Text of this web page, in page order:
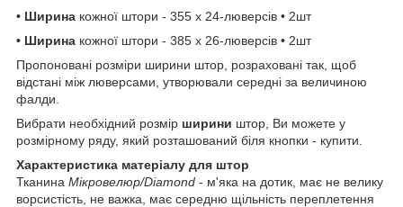
• Ширина кожної штори - 355 х 24-люверсів • 2шт
• Ширина кожної штори - 385 х 26-люверсів • 2шт
Пропоновані розміри ширини штор, розраховані так, щоб
відстані між люверсами, утворювали середні за величиною
фалди.
Вибрати необхідний розмір ширини штор, Ви можете у
розмірному ряду, який розташований біля кнопки - купити.
Характеристика матеріалу для штор
Тканина Мікровелюр/Diamond - м'яка на дотик, має не велику
ворсистість, не важка, має середню щільність переплетення